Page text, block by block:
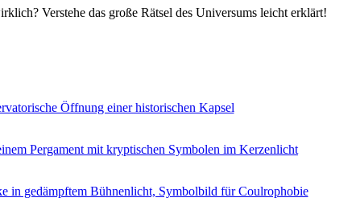
Verstehe das große Rätsel des Universums leicht erklärt!